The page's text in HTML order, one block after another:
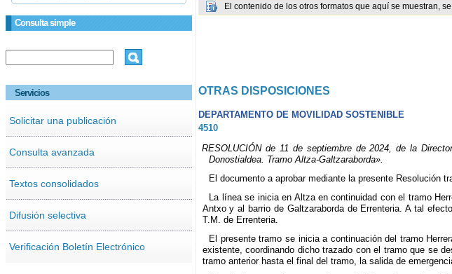
Consulta simple
Servicios
Solicitar una publicación
Consulta avanzada
Textos consolidados
Difusión selectiva
Verificación Boletín Electrónico
El contenido de los otros formatos que aquí se muestran,
OTRAS DISPOSICIONES
DEPARTAMENTO DE MOVILIDAD SOSTENIBLE
4510
RESOLUCIÓN de 11 de septiembre de 2024, de la
Donostialdea. Tramo Altza-Galtzaraborda».
El documento a aprobar mediante la presente Resolución
La línea se inicia en Altza en continuidad con el tramo
Antxo y al barrio de Galtzaraborda de Errenteria. A tal
T.M. de Errenteria.
El presente tramo se inicia a continuación del tramo
existente, coordinando dicho trazado con el tramo que se
tramo anterior hasta el final del tramo, la salida de